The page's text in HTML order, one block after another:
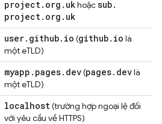
project. org . ukhoặcsub.
project. org . uk
user. github. io (github. io là
một eTLD)
myapp . pages. dev(pages. devlà
một eTLD)
localhost(trường hợp ngoại lệ đối
với yêu cầu về HTTPS)